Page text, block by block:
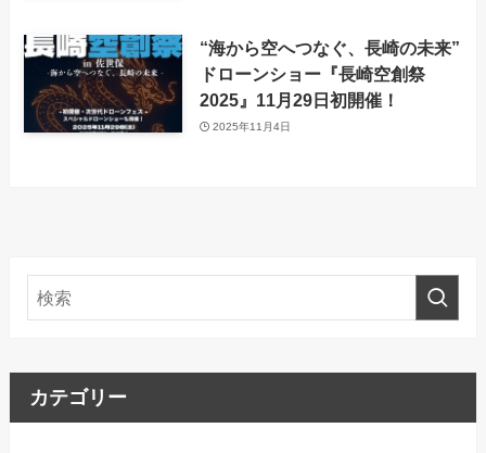
“海から空へつなぐ、長崎の未来”
ドローンショー『長崎空創祭
2025』11月29日初開催！
2025年11月4日
カテゴリー